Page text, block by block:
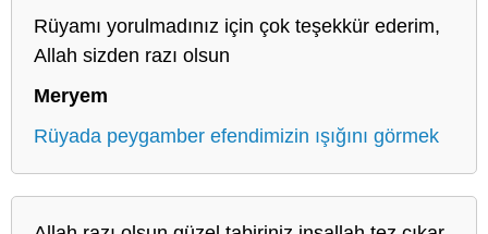
Rüyamı yorulmadınız için çok teşekkür ederim,
Allah sizden razı olsun
Meryem
Rüyada peygamber efendimizin ışığını görmek